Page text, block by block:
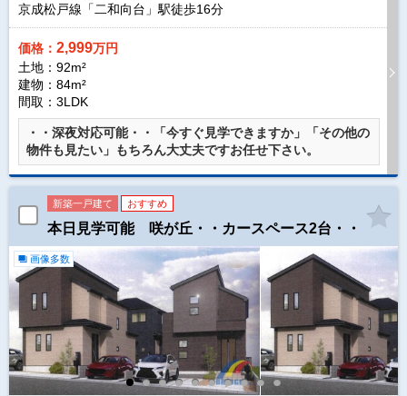
京成松戸線「二和向台」駅徒歩16分
価格： 2,999万円
土地：92m²
建物：84m²
間取：3LDK
・・深夜対応可能・・「今すぐ見学できますか」「その他の
物件も見たい」もちろん大丈夫ですお任せ下さい。
新築一戸建て おすすめ
本日見学可能 咲が丘・・カースペース2台・・
画像多数